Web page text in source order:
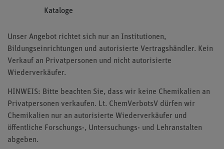
Kataloge
Unser Angebot richtet sich nur an Institutionen,
Bildungseinrichtungen und autorisierte Vertragshändler. Kein
Verkauf an Privatpersonen und nicht autorisierte
Wiederverkäufer.
HINWEIS: Bitte beachten Sie, dass wir keine Chemikalien an
Privatpersonen verkaufen. Lt. ChemVerbotsV dürfen wir
Chemikalien nur an autorisierte Wiederverkäufer und
öffentliche Forschungs-, Untersuchungs- und Lehranstalten
abgeben.